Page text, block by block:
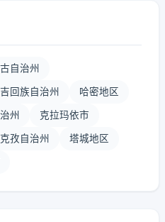
自治州
回族自治州 哈密地区
州 克拉玛依市
孜自治州 塔城地区